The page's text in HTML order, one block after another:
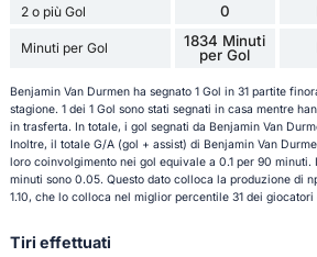
2 o più Gol 0
Minuti per Gol
1834 Minuti
per Gol
Benjamin Van Durmen ha segnato 1 Gol in 31 partite
stagione. 1 dei 1 Gol sono stati segnati in casa mentre
in trasferta. In totale, i gol segnati da Benjamin Van
Inoltre, il totale G/A (gol + assist) di Benjamin Van
loro coinvolgimento nei gol equivale a 0.1 per 90 minuti.
minuti sono 0.05. Questo dato colloca la produzione di
1.10, che lo colloca nel miglior percentile 31 dei giocatori
Tiri effettuati